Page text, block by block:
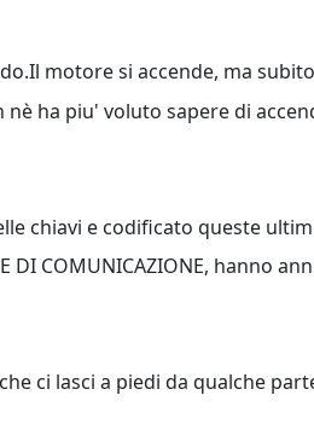
motore si accende, ma
ha piu' voluto sapere di
chiavi e codificato queste
COMUNICAZIONE, hanno
ci lasci a piedi da qualche